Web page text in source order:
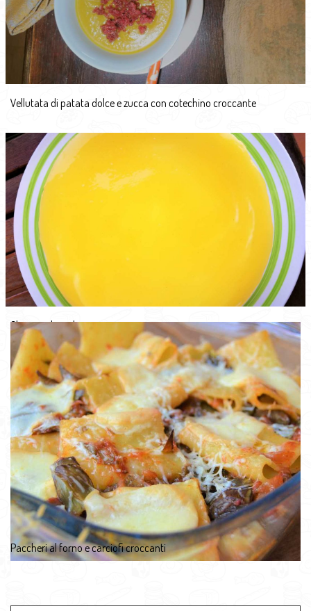
Vellutata di patata dolce e zucca con cotechino croccante
Cheesecake agli agrumi
Paccheri al forno e carciofi croccanti